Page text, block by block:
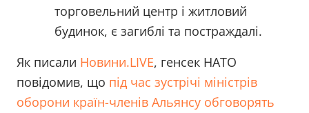
торговельний центр і житловий
будинок, є загиблі та постраждалі.
Як писали Новини.LIVE, генсек НАТО
повідомив, що під час зустрічі міністрів
оборони країн-членів Альянсу обговорять